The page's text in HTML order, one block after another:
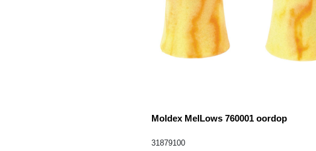
Moldex MelLows 760001 oordop
31879100